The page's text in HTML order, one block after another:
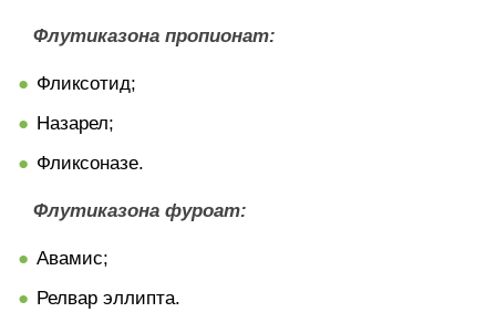
Флутиказона пропионат:
Фликсотид;
Назарел;
Фликсоназе.
Флутиказона фуроат:
Авамис;
Релвар эллипта.